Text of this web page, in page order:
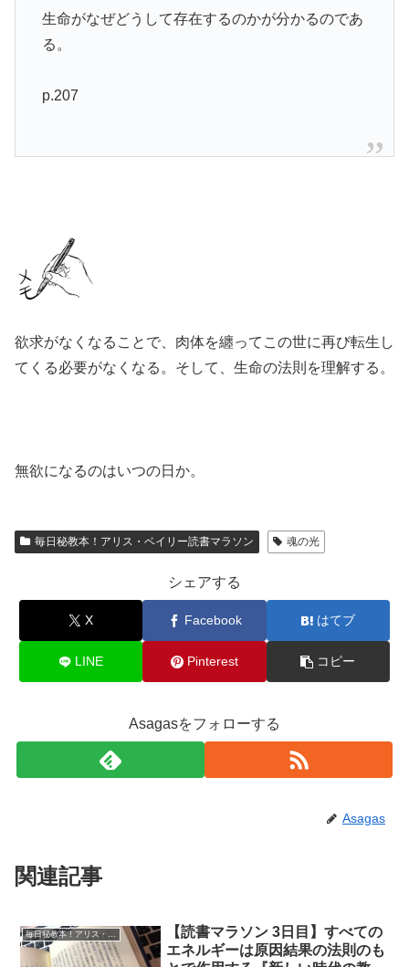
生命がなぜどうして存在するのかが分かるのであ
る。
p.207
欲求がなくなることで、肉体を纏ってこの世に再び転生し
てくる必要がなくなる。そして、生命の法則を理解する。
無欲になるのはいつの日か。
毎日秘教本！アリス・ベイリー読書マラソン 魂の光
シェアする
X Facebook はてブ
LINE Pinterest コピー
Asagasをフォローする
Asagas
関連記事
毎日秘教本！アリス・ベイリー読書マラソン
【読書マラソン 3日目】すべての
エネルギーは原因結果の法則のも